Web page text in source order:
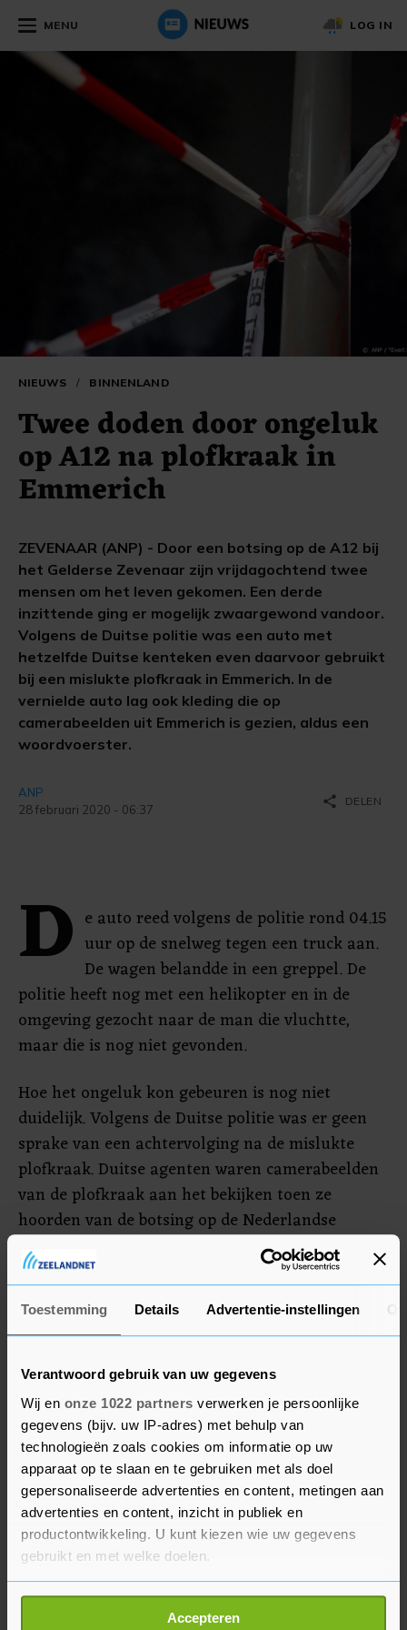
Toestemming Details Advertentie-instellingen
Verantwoord gebruik van uw gegevens
Wij en onze 1022 partners verwerken je persoonlijke
gegevens (bijv. uw IP-adres) met behulp van
technologieën zoals cookies om informatie op uw
apparaat op te slaan en te gebruiken met als doel
gepersonaliseerde advertenties en content, metingen aan
advertenties en content, inzicht in publiek en
productontwikkeling. U kunt kiezen wie uw gegevens
gebruikt en met welke doelen.
Als u het toestaat, willen we ook graag:
Informatie verzamelen over uw geografische
Accepteren
MENU LOG IN
NIEUWS / BINNENLAND
Twee doden door ongeluk
op A12 na plofkraak in
Emmerich
ZEVENAAR (ANP) - Door een botsing op de A12 bij
het Gelderse Zevenaar zijn vrijdagochtend twee
mensen om het leven gekomen. Een derde
inzittende ging er mogelijk zwaargewond vandoor.
Volgens de Duitse politie was een auto met
hetzelfde Duitse kenteken even daarvoor gebruikt
bij een mislukte plofkraak in Emmerich. In de
vernielde auto lag ook kleding die op
camerabeelden uit Emmerich is gezien, aldus een
woordvoerster.
ANP
28 februari 2020 - 06:37
share DELEN
D e auto reed volgens de politie rond 04.15
uur op de snelweg tegen een truck aan.
De wagen belandde in een greppel. De
politie heeft nog met een helikopter en in de
omgeving gezocht naar de man die vluchtte,
maar die is nog niet gevonden.
Hoe het ongeluk kon gebeuren is nog niet
duidelijk. Volgens de Duitse politie was er geen
sprake van een achtervolging na de mislukte
plofkraak. Duitse agenten waren camerabeelden
van de plofkraak aan het bekijken toen ze
hoorden van de botsing op de Nederlandse
snelweg, ongeveer 20 kilometer verderop. De
politie gaat ervan uit dat de drie mannen uit de
gecrashte auto de daders van de kraak zijn.